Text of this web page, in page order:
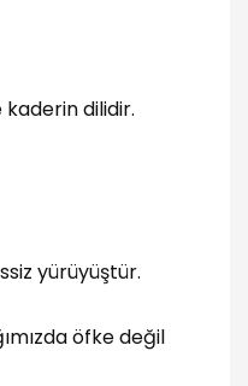
kaderin dilidir.
yürüyüştür.
öfke değil